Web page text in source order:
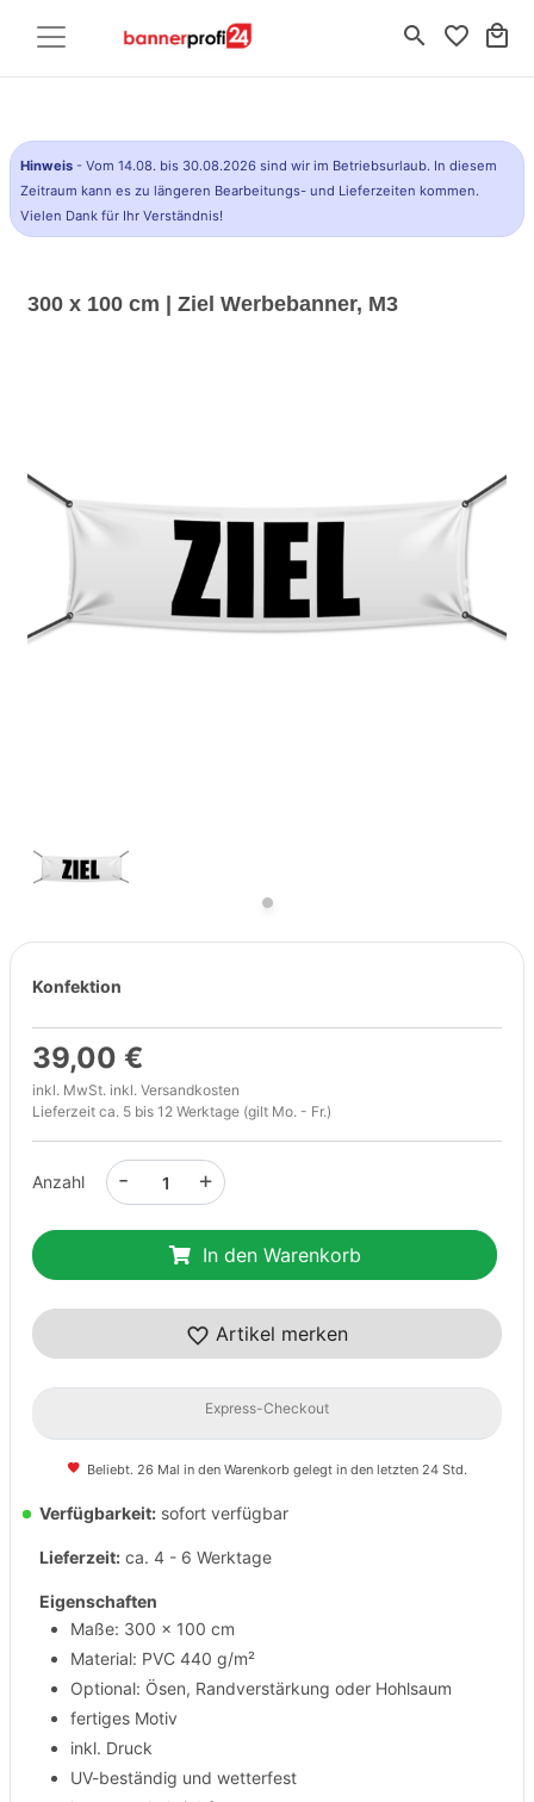
search favorite_border local_mall
Hinweis - Vom 14.08. bis 30.08.2026 sind wir im Betriebsurlaub. In diesem
Zeitraum kann es zu längeren Bearbeitungs- und Lieferzeiten kommen.
Vielen Dank für Ihr Verständnis!
300 x 100 cm | Ziel Werbebanner, M3
Previous Next
Konfektion
39,00 €
inkl. MwSt. inkl. Versandkosten
Lieferzeit ca. 5 bis 12 Werktage (gilt Mo. - Fr.)
Anzahl +
-
In den Warenkorb
Artikel merken
Express-Checkout
Beliebt. 26 Mal in den Warenkorb gelegt in den letzten 24 Std.
Verfügbarkeit: sofort verfügbar
Lieferzeit: ca. 4 - 6 Werktage
Eigenschaften
Maße: 300 x 100 cm
Material: PVC 440 g/m²
Optional: Ösen, Randverstärkung oder Hohlsaum
fertiges Motiv
inkl. Druck
UV-beständig und wetterfest